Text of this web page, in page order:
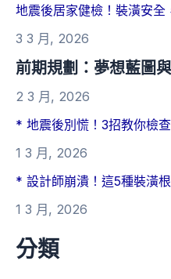
地震後居家健檢！裝潢安全
3 3 月, 2026
前期規劃：夢想藍圖
2 3 月, 2026
* 地震後別慌！3招教你檢
1 3 月, 2026
* 設計師崩潰！這5種裝潢
1 3 月, 2026
分類